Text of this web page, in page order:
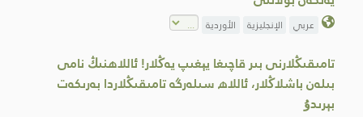
عربي الإنجليزية الأوردية
تامىقىڭلارنى بىر قاچىغا يېغىپ يەڭلار! ئاللاھنىڭ نامى
بىلەن باشلاڭلار، ئاللاھ سىلەرگە تامىقىڭلاردا بەرىكەت
بېرىدۇ